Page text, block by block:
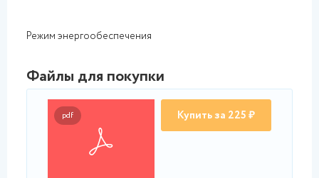
Режим энергообеспечения
Файлы для покупки
pdf Купить за 225 ₽